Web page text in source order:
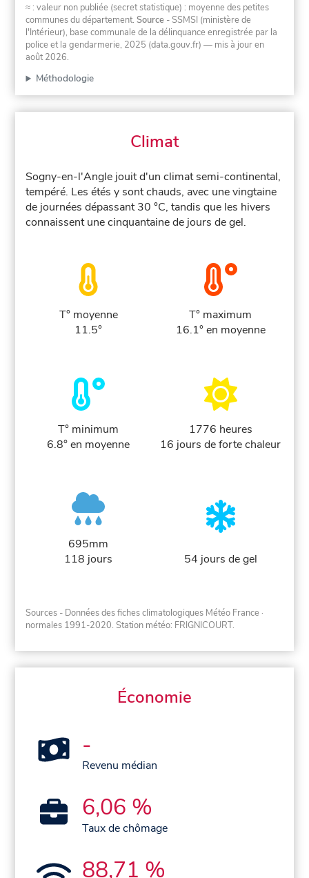
≈ : valeur non publiée (secret statistique) : moyenne des petites
communes du département.Source - SSMSI (ministère de
l'Intérieur), base communale de la délinquance enregistrée par la
police et la gendarmerie, 2025 (data.gouv.fr) — mis à jour en
août 2026.
Méthodologie
Climat
Sogny-en-l'Angle jouit d'un climat semi-continental,
tempéré. Les étés y sont chauds, avec une vingtaine
de journées dépassant 30 °C, tandis que les hivers
connaissent une cinquantaine de jours de gel.
T° moyenne
11.5°
T° maximum
16.1° en moyenne
T° minimum
6.8° en moyenne
1776 heures
16 jours de forte chaleur
695mm
118 jours
54 jours de gel
Sources - Données des fiches climatologiques Météo France ·
normales 1991-2020. Station météo: FRIGNICOURT.
Économie
-
Revenu médian
6,06 %
Taux de chômage
88,71 %